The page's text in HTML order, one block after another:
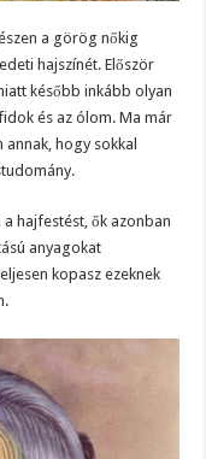
a görög nőkig
hajszínét. Először
később inkább olyan
és az ólom. Ma már
annak, hogy sokkal
hajfestést, ők azonban
anyagokat
kopasz ezeknek